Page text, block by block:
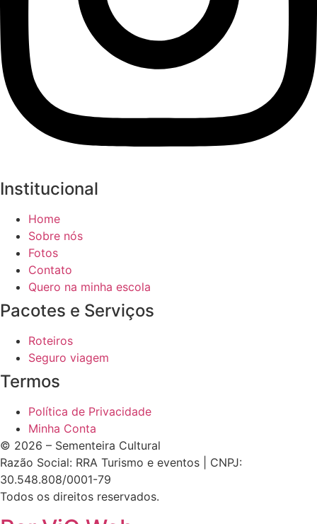
Institucional
Home
Sobre nós
Fotos
Contato
Quero na minha escola
Pacotes e Serviços
Roteiros
Seguro viagem
Termos
Política de Privacidade
Minha Conta
© 2026 – Sementeira Cultural
Razão Social: RRA Turismo e eventos | CNPJ:
30.548.808/0001-79
Todos os direitos reservados.